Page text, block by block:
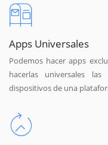
Apps Universales
Podemos hacer apps
hacerlas universales
dispositivos de una